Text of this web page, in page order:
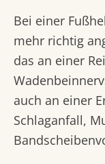
Bei einer
mehr richtig
das an einer
auch an einer
Schlaganfall,